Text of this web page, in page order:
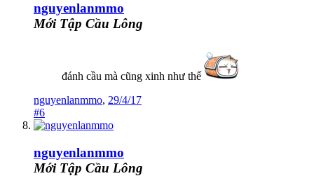
nguyenlanmmo
Mới Tập Cầu Lông
đánh cầu mà cũng xinh như thế
nguyenlanmmo, 29/4/17
#6
nguyenlanmmo
Mới Tập Cầu Lông